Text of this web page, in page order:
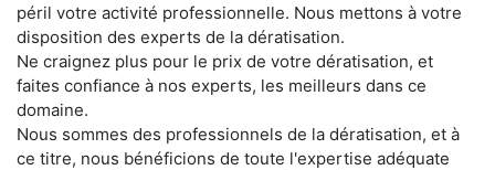
péril votre activité professionnelle. Nous mettons à votre
disposition des experts de la dératisation.
Ne craignez plus pour le prix de votre dératisation, et
faites confiance à nos experts, les meilleurs dans ce
domaine.
Nous sommes des professionnels de la dératisation, et à
ce titre, nous bénéficions de toute l'expertise adéquate